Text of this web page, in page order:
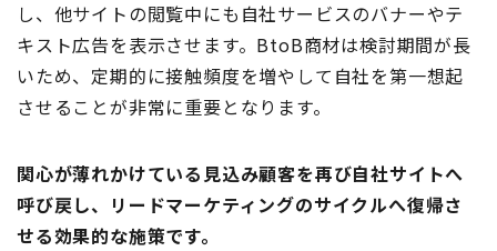
し、他サイトの閲覧中にも自社サービスのバナーやテ
キスト広告を表示させます。BtoB商材は検討期間が長
いため、定期的に接触頻度を増やして自社を第一想起
させることが非常に重要となります。
関心が薄れかけている見込み顧客を再び自社サイトへ
呼び戻し、リードマーケティングのサイクルへ復帰さ
せる効果的な施策です。